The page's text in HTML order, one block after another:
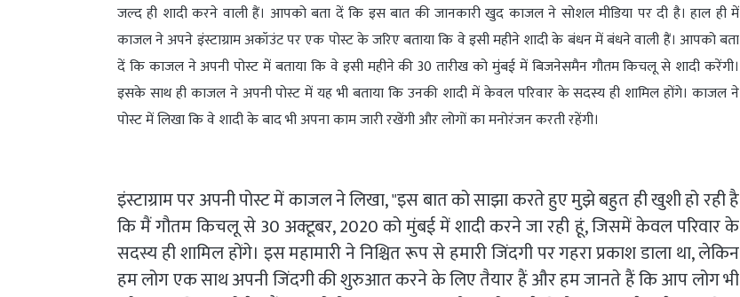
जल्द ही शादी करने वाली हैं। आपको बता दें कि इस बात की जानकारी खुद काजल ने सोशल मीडिया पर दी है। हाल ही में
काजल ने अपने इंस्टाग्राम अकॉउंट पर एक पोस्ट के जरिए बताया कि वे इसी महीने शादी के बंधन में बंधने वाली हैं। आपको बता
दें कि काजल ने अपनी पोस्ट में बताया कि वे इसी महीने की 30 तारीख को मुंबई में बिजनेसमैन गौतम किचलू से शादी करेंगी।
इसके साथ ही काजल ने अपनी पोस्ट में यह भी बताया कि उनकी शादी में केवल परिवार के सदस्य ही शामिल होंगे। काजल ने
पोस्ट में लिखा कि वे शादी के बाद भी अपना काम जारी रखेंगी और लोगों का मनोरंजन करती रहेंगी।
इंस्टाग्राम पर अपनी पोस्ट में काजल ने लिखा, "इस बात को साझा करते हुए मुझे बहुत ही खुशी हो रही है
कि मैं गौतम किचलू से 30 अक्टूबर, 2020 को मुंबई में शादी करने जा रही हूं, जिसमें केवल परिवार के
सदस्य ही शामिल होंगे। इस महामारी ने निश्चित रूप से हमारी जिंदगी पर गहरा प्रकाश डाला था, लेकिन
हम लोग एक साथ अपनी जिंदगी की शुरुआत करने के लिए तैयार हैं और हम जानते हैं कि आप लोग भी